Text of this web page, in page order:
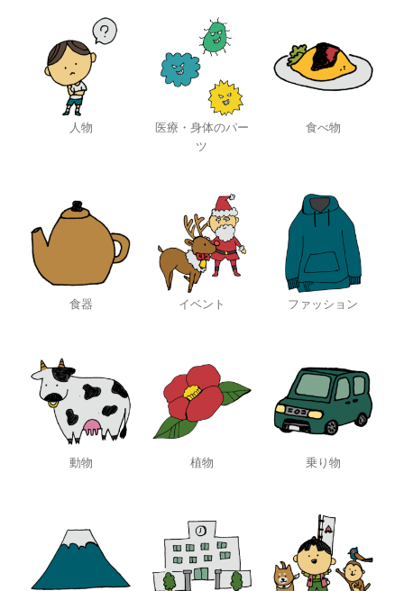
人物
医療・身体のパー
ツ
食べ物
食器 イベント ファッション
動物 植物 乗り物